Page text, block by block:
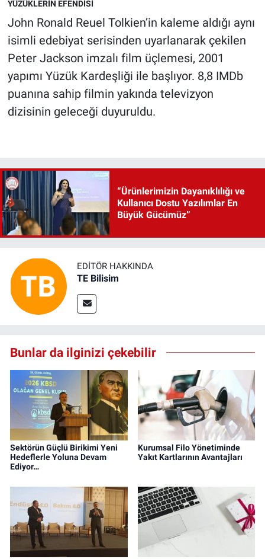
YÜZÜKLERİN EFENDİSİ
John Ronald Reuel Tolkien’in kaleme aldığı aynı
isimli edebiyat serisinden uyarlanarak çekilen
Peter Jackson imzalı film üçlemesi, 2001
yapımı Yüzük Kardeşliği ile başlıyor. 8,8 IMDb
puanına sahip filmin yakında televizyon
dizisinin geleceği duyuruldu.
“Ürünlerimizin Dayanıklılığı ve
Kullanıcı Dostu Yazılımlar En
Büyük Gücümüz”
EDITÖR HAKKINDA
TE Bilisim
Bunlar da ilginizi çekebilir
Sektörün Güçlü Birikimi Yeni
Hedeflerle Yoluna Devam
Ediyor…
Kurumsal Filo Yönetiminde
Yakıt Kartlarının Avantajları